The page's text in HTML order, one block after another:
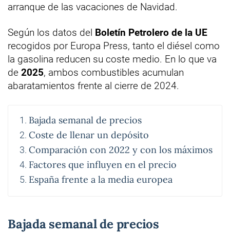
arranque de las vacaciones de Navidad.
Según los datos del Boletín Petrolero de la UE
recogidos por Europa Press, tanto el diésel como
la gasolina reducen su coste medio. En lo que va
de 2025, ambos combustibles acumulan
abaratamientos frente al cierre de 2024.
Bajada semanal de precios
Coste de llenar un depósito
Comparación con 2022 y con los máximos
Factores que influyen en el precio
España frente a la media europea
Bajada semanal de precios